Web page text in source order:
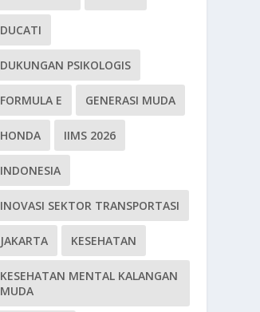
DUCATI
DUKUNGAN PSIKOLOGIS
FORMULA E GENERASI MUDA
HONDA IIMS 2026
INDONESIA
INOVASI SEKTOR TRANSPORTASI
JAKARTA KESEHATAN
KESEHATAN MENTAL KALANGAN
MUDA